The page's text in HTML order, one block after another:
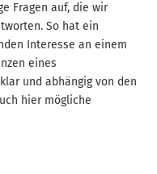
Fragen auf, die wir
So hat ein
Interesse an einem
eines
und abhängig von den
hier mögliche